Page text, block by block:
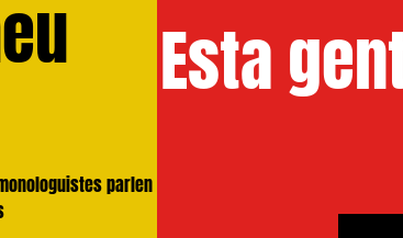
parlen
Esta